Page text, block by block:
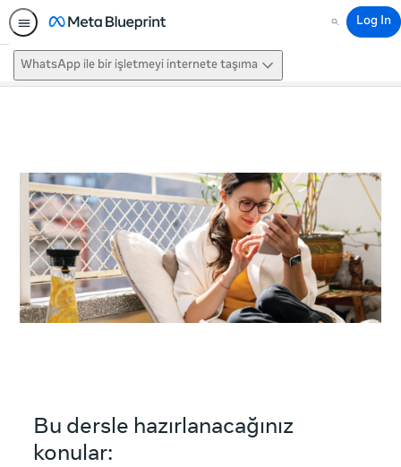
Search
Log In
WhatsApp ile bir işletmeyi internete taşıma
Bu dersle hazırlanacağınız
konular: